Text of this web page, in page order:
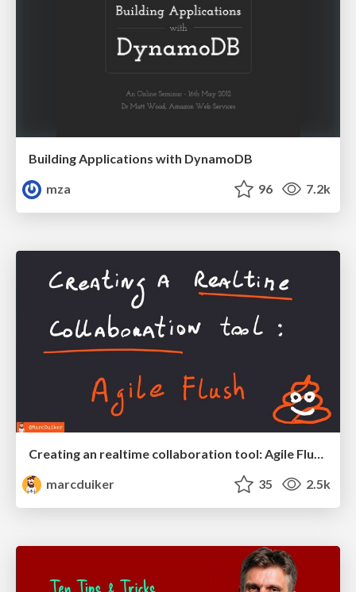
Building Applications with DynamoDB
mza
96 7.2k
Creating an realtime collaboration tool: Agile Flush - .NET Oxford
marcduiker
35 2.5k